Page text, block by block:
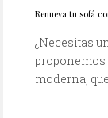
Renueva tu sofá
¿Necesitas
proponemos
moderna,